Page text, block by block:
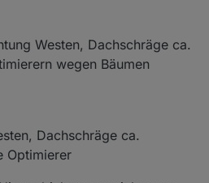
Westen, Dachschräge ca.
wegen Bäumen
Dachschräge ca.
Optimierer